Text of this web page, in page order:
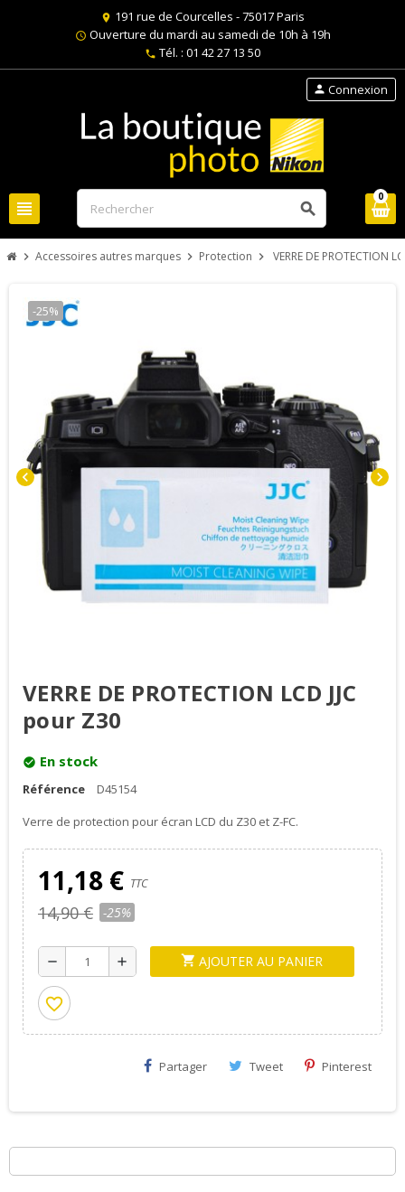
location_on 191 rue de Courcelles - 75017 Paris
schedule Ouverture du mardi au samedi de 10h à 19h
phone Tél. : 01 42 27 13 50
view_headline search
person Connexion
0
chevron_right Accessoires autres marques chevron_right Protection chevron_right VERRE DE PROTECTION
chevron_left chevron_right
-25%
VERRE DE PROTECTION LCD JJC
pour Z30
check_circle En stock
Référence
D45154
Verre de protection pour écran LCD du Z30 et Z-FC.
11,18 € TTC
14,90 € -25%
remove add shopping_cart AJOUTER AU PANIER
favorite_border
Partager Tweet Pinterest